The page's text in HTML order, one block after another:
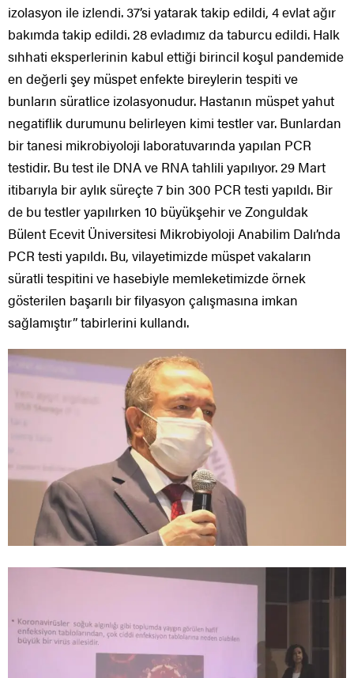
izolasyon ile izlendi. 37’si yatarak takip edildi, 4 evlat ağır
bakımda takip edildi. 28 evladımız da taburcu edildi. Halk
sıhhati eksperlerinin kabul ettiği birincil koşul pandemide
en değerli şey müspet enfekte bireylerin tespiti ve
bunların süratlice izolasyonudur. Hastanın müspet yahut
negatiflik durumunu belirleyen kimi testler var. Bunlardan
bir tanesi mikrobiyoloji laboratuvarında yapılan PCR
testidir. Bu test ile DNA ve RNA tahlili yapılıyor. 29 Mart
itibarıyla bir aylık süreçte 7 bin 300 PCR testi yapıldı. Bir
de bu testler yapılırken 10 büyükşehir ve Zonguldak
Bülent Ecevit Üniversitesi Mikrobiyoloji Anabilim Dalı’nda
PCR testi yapıldı. Bu, vilayetimizde müspet vakaların
süratli tespitini ve hasebiyle memleketimizde örnek
gösterilen başarılı bir filyasyon çalışmasına imkan
sağlamıştır” tabirlerini kullandı.